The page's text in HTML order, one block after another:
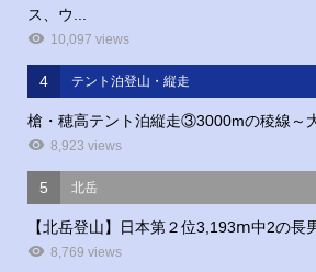
ス、ウ...
10,097 views
4 テント泊登山・縦走
槍・穂高テント泊縦走③3000mの稜線～
8,923 views
5 北岳
【北岳登山】日本第２位3,193ⅿ中2の長
8,769 views